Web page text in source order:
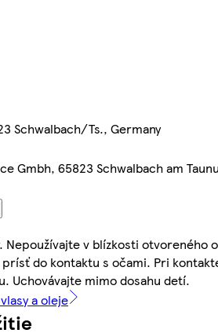
Schwalbach/Ts., Germany
Gmbh, 65823 Schwalbach am
Nepoužívajte v blízkosti otvoreného
do kontaktu s očami. Pri
Uchovávajte mimo dosahu detí.
a oleje